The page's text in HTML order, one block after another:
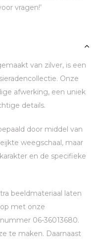
vragen!’
van zilver, is een
Onze
afwerking, een uniek
details.
door middel van
weegschaal, maar
en de specifieke
beeldmateriaal laten
met onze
06-36013680.
te maken. Daarnaast